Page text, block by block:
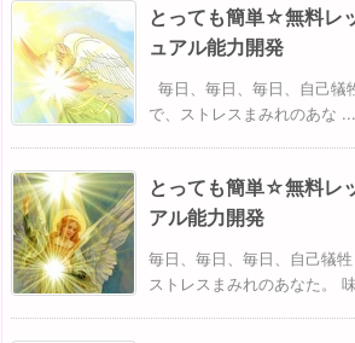
とっても簡単☆無料レ
ュアル能力開発
毎日、毎日、毎日、自己犠
で、ストレスまみれのあな ...
とっても簡単☆無料レ
アル能力開発
毎日、毎日、毎日、自己犠牲
ストレスまみれのあなた。